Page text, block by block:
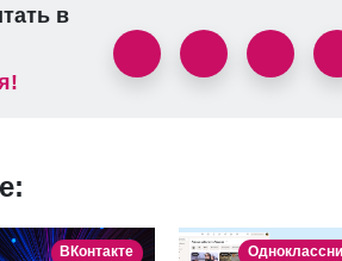
в
ВКонтакте